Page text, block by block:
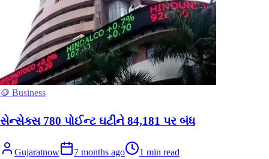
🪙 Business
સેન્સેક્સ 780 પોઈન્ટ ઘટીને 84,181 પર બંધ
Gujaratnow 7 months ago 1 min read